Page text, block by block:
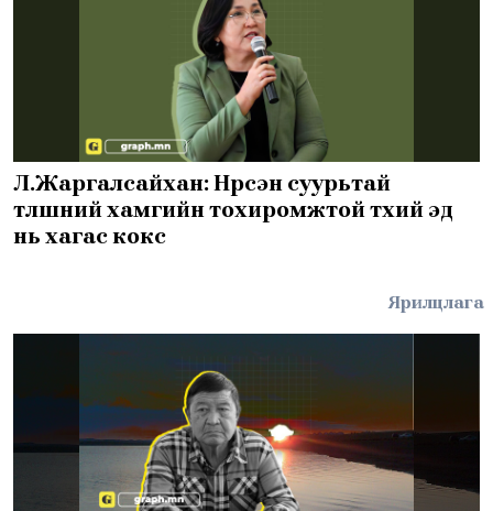
Л.Жаргалсайхан: Нүүрсэн суурьтай
түлшний хамгийн тохиромжтой түүхий эд
нь хагас кокс
Ярилцлага